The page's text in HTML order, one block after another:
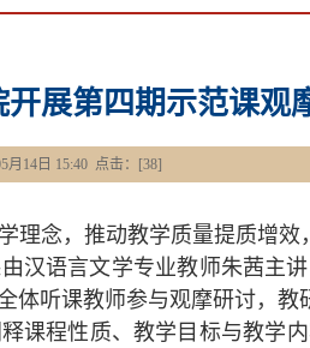
展第四期示范课观
月14日 15:40 点击：[38]
理念，推动教学质量提质增效
汉语言文学专业教师朱茜主
体听课教师参与观摩研讨，教
课程性质、教学目标与教学